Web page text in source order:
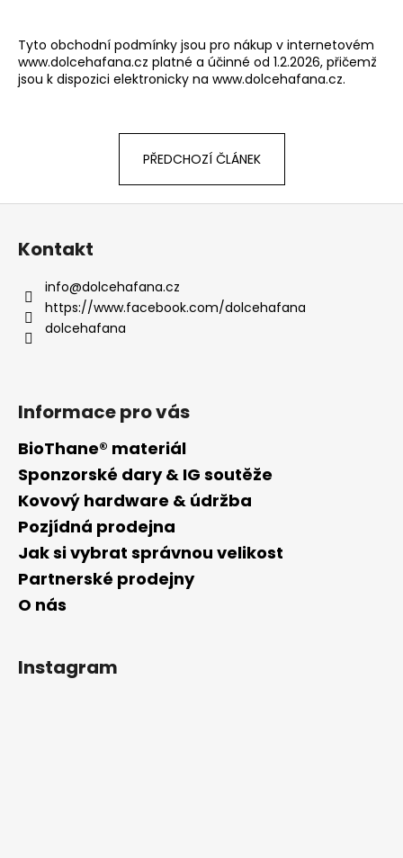
Tyto obchodní podmínky jsou pro nákup v internetovém
www.dolcehafana.cz platné a účinné od 1.2.2026, přičemž
jsou k dispozici elektronicky na www.dolcehafana.cz.
PŘEDCHOZÍ ČLÁNEK
Kontakt
info@dolcehafana.cz
https://www.facebook.com/dolcehafana
dolcehafana
Informace pro vás
BioThane® materiál
Sponzorské dary & IG soutěže
Kovový hardware & údržba
Pozjídná prodejna
Jak si vybrat správnou velikost
Partnerské prodejny
O nás
Instagram